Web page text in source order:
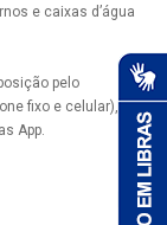
e caixas d’água
pelo
fixo e celular), via
App.